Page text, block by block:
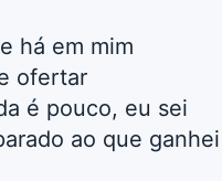
há em mim
ofertar
é pouco, eu sei
ao que ganhei